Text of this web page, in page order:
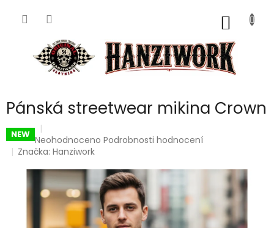
Pánská streetwear mikina Crown
NEW Průměrné
hodnocení
je
0,0
hvězdiček.
Neohodnoceno Podrobnosti hodnocení
Značka:Hanziwork